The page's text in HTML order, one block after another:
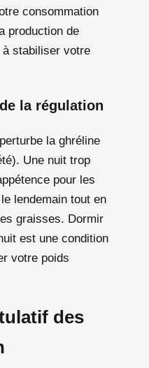
consommation
production de
stabiliser votre
la régulation
la ghréline
Une nuit trop
pour les
lendemain tout en
graisses. Dormir
est une condition
votre poids
des